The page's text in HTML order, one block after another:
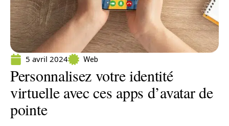
5 avril 2024 Web
Personnalisez votre identité
virtuelle avec ces apps d’avatar de
pointe